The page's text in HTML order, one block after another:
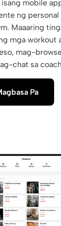
mobile
ng
Maaaring
mga workout
mag-
chat sa
Pa